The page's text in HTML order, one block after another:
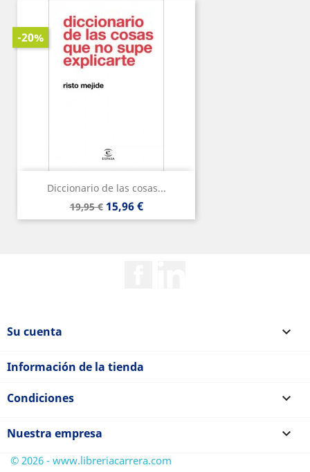
Diccionario de las cosas...
Precio
base
19,95 €
-20%
Precio
15,96 €
Su cuenta 
Información de la tienda
Condiciones 
Nuestra empresa 
© 2026 - www.libreriacarrera.com